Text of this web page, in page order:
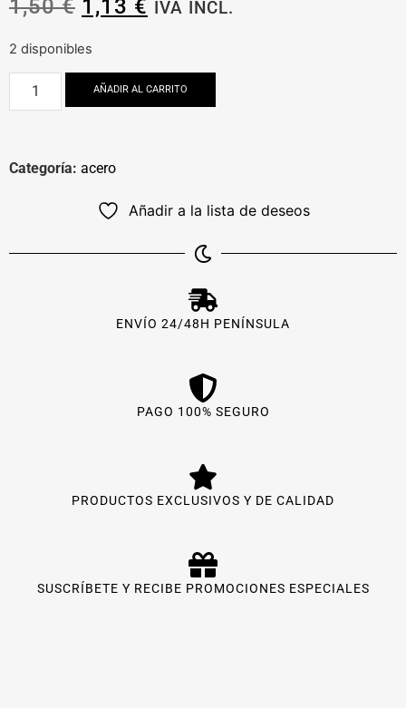
1,50€ 1,13 € IVA INCL.
2 disponibles
AÑADIR AL CARRITO
Categoría: acero
Añadir a la lista de deseos
ENVÍO 24/48H PENÍNSULA
PAGO 100% SEGURO
PRODUCTOS EXCLUSIVOS Y DE CALIDAD
SUSCRÍBETE Y RECIBE PROMOCIONES ESPECIALES